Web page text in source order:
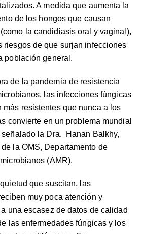
A medida que aumenta la
de los hongos que causan
la candidiasis oral y vaginal),
riesgos de que surjan infecciones
población general.
de la pandemia de resistencia
las infecciones fúngicas
más resistentes que nunca a los
convierte en un problema mundial
señalado la Dra. Hanan Balkhy,
la OMS, Departamento de
(AMR).
que suscitan, las
muy poca atención y
una escasez de datos de calidad
las enfermedades fúngicas y los